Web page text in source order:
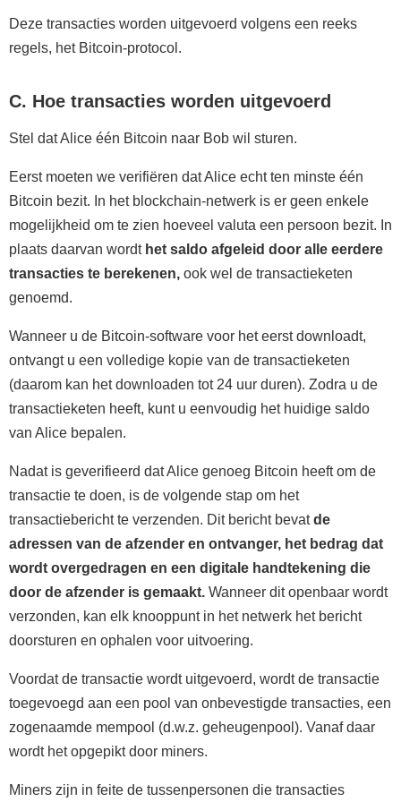
Deze transacties worden uitgevoerd volgens een reeks
regels, het Bitcoin-protocol.
C. Hoe transacties worden uitgevoerd
Stel dat Alice één Bitcoin naar Bob wil sturen.
Eerst moeten we verifiëren dat Alice echt ten minste één
Bitcoin bezit. In het blockchain-netwerk is er geen enkele
mogelijkheid om te zien hoeveel valuta een persoon bezit. In
plaats daarvan wordt het saldo afgeleid door alle eerdere
transacties te berekenen, ook wel de transactieketen
genoemd.
Wanneer u de Bitcoin-software voor het eerst downloadt,
ontvangt u een volledige kopie van de transactieketen
(daarom kan het downloaden tot 24 uur duren). Zodra u de
transactieketen heeft, kunt u eenvoudig het huidige saldo
van Alice bepalen.
Nadat is geverifieerd dat Alice genoeg Bitcoin heeft om de
transactie te doen, is de volgende stap om het
transactiebericht te verzenden. Dit bericht bevatde
adressen van de afzender en ontvanger, het bedrag dat
wordt overgedragen en een digitale handtekening die
door de afzender is gemaakt. Wanneer dit openbaar wordt
verzonden, kan elk knooppunt in het netwerk het bericht
doorsturen en ophalen voor uitvoering.
Voordat de transactie wordt uitgevoerd, wordt de transactie
toegevoegd aan een pool van onbevestigde transacties, een
zogenaamde mempool (d.w.z. geheugenpool). Vanaf daar
wordt het opgepikt door miners.
Miners zijn in feite de tussenpersonen die transacties